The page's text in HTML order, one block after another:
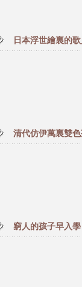
日本浮世繪裏的
清代仿伊萬裏雙
窮人的孩子早入學